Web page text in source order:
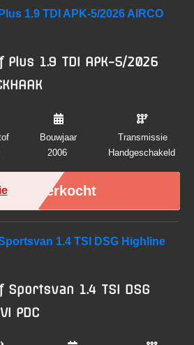
1.9 TDI APK-5/2026
Bouwjaar
2006
Transmissie
Handgeschakeld
Verkocht
Sportsvan 1.4 TSI DSG
PDC